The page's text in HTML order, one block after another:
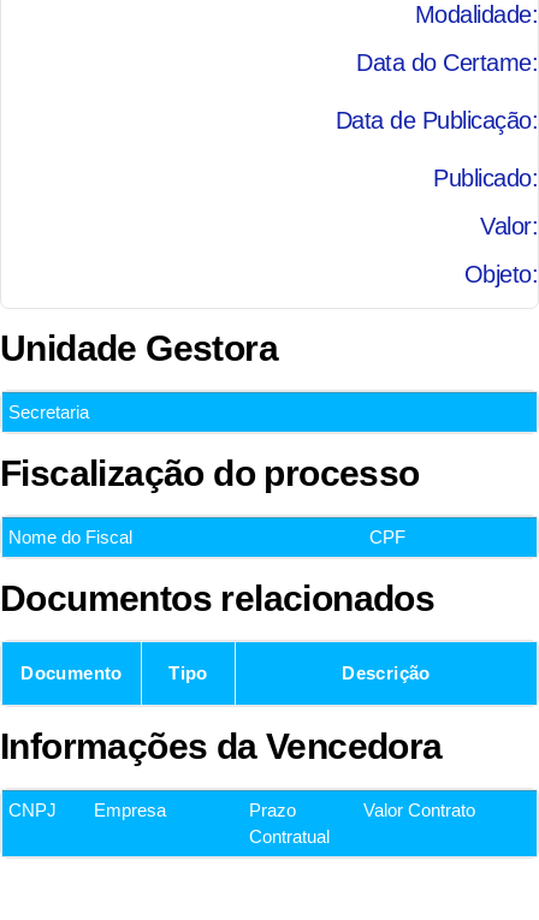
Modalidade:
Data do Certame:
Data de Publicação:
Publicado:
Valor:
Objeto:
Unidade Gestora
Secretaria
Fiscalização do processo
Nome do Fiscal CPF
Documentos relacionados
Documento Tipo Descrição
Informações da Vencedora
CNPJ Empresa
Prazo
Contratual
Valor Contrato